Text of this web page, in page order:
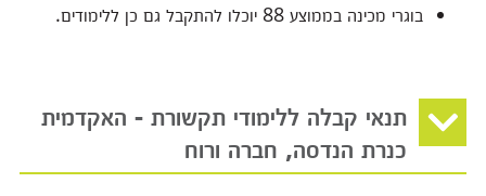
בוגרי מכינה בממוצע 88 יוכלו להתקבל גם כן ללימודים.
תנאי קבלה ללימודי תקשורת - האקדמית
כנרת הנדסה, חברה ורוח